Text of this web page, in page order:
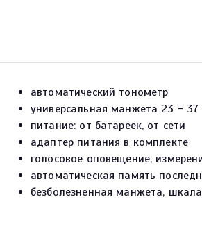
автоматический тонометр
универсальная манжета 23 - 37
питание: от батареек, от сети
адаптер питания в комплекте
голосовое оповещение,
автоматическая память
безболезненная манжета,